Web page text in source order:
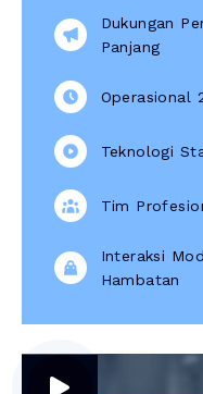
Dukungan
Panjang
Operasional
Teknologi
Tim
Interaksi
Hambatan